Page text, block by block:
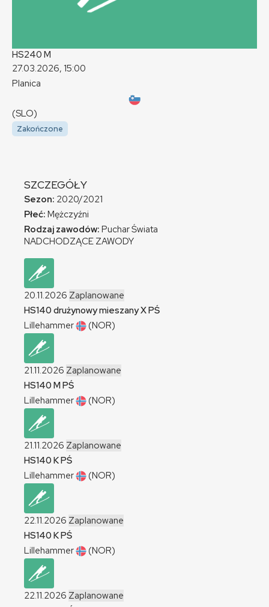
HS240 M
27.03.2026, 15:00
Planica
(SLO)
Zakończone
SZCZEGÓŁY
Sezon: 2020/2021
Płeć: Mężczyźni
Rodzaj zawodów: Puchar Świata
NADCHODZĄCE ZAWODY
20.11.2026 Zaplanowane
HS140 drużynowy mieszanyXPŚ
Lillehammer
(NOR)
21.11.2026 Zaplanowane
HS140MPŚ
Lillehammer
(NOR)
21.11.2026 Zaplanowane
HS140KPŚ
Lillehammer
(NOR)
22.11.2026 Zaplanowane
HS140KPŚ
Lillehammer
(NOR)
22.11.2026 Zaplanowane